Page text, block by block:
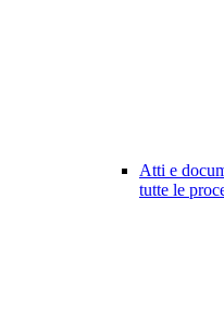
Atti e
tutte le